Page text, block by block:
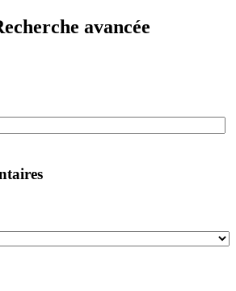
avancée